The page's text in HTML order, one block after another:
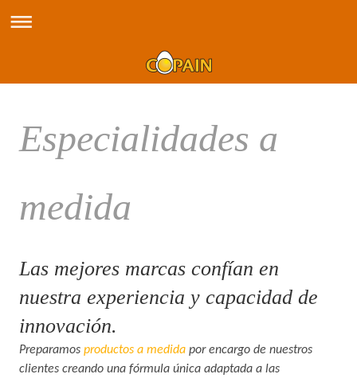
Especialidades a
medida
Las mejores marcas confían en
nuestra experiencia y capacidad de
innovación.
Preparamos productos a medida por encargo de nuestros
clientes creando una fórmula única adaptada a las